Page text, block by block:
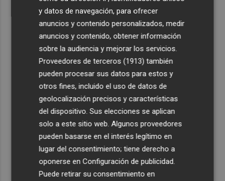
y datos de navegación, para ofrecer
anuncios y contenido personalizados, medir
anuncios y contenido, obtener información
sobre la audiencia y mejorar los servicios.
Proveedores de terceros (1913) también
pueden procesar sus datos para estos y
otros fines, incluido el uso de datos de
geolocalización precisos y características
del dispositivo. Sus elecciones se aplican
solo a este sitio web. Algunos proveedores
pueden basarse en el interés legítimo en
lugar del consentimiento; tiene derecho a
oponerse enConfiguración de publicidad.
Puede retirar su consentimiento en